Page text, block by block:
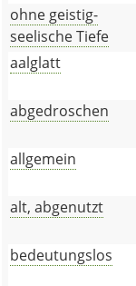
ohne geistig-
seelische Tiefe
aalglatt
abgedroschen
allgemein
alt, abgenutzt
bedeutungslos